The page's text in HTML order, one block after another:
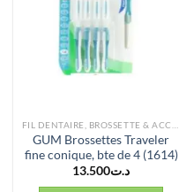
GUM Brossettes Traveler
fine conique, bte de 4 (1614)
د.ت13.500